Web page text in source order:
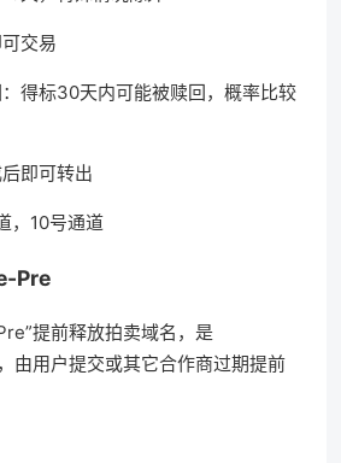
交易
得标30天内可能被赎回，概率比较
即可转出
，10号通道
Pre
提前释放拍卖域名，是
由用户提交或其它合作商过期提前